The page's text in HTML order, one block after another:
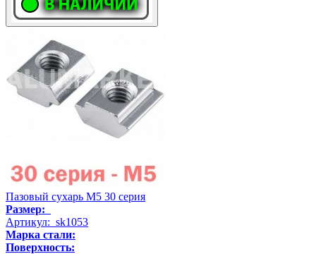
Пазовый сухарь М5 30 серия
Размер:
Артикул: sk1053
Марка стали:
Поверхность: